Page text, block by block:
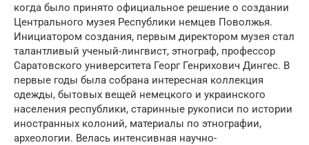
когда было принято официальное решение о создании
Центрального музея Республики немцев Поволжья.
Инициатором создания, первым директором музея стал
талантливый ученый-лингвист, этнограф, профессор
Саратовского университета Георг Генрихович Дингес. В
первые годы была собрана интересная коллекция
одежды, бытовых вещей немецкого и украинского
населения республики, старинные рукописи по истории
иностранных колоний, материалы по этнографии,
археологии. Велась интенсивная научно-